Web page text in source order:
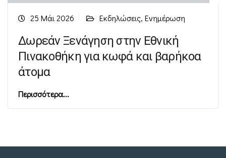
25 Μάι 2026 Εκδηλώσεις, Ενημέρωση
Δωρεάν Ξενάγηση στην Εθνική
Πινακοθήκη για κωφά και βαρήκοα
άτομα
Περισσότερα...